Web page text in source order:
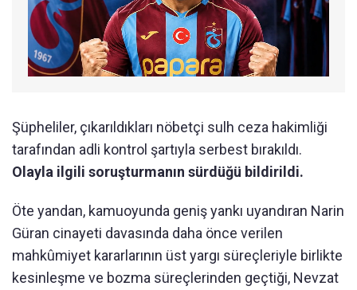
Şüpheliler, çıkarıldıkları nöbetçi sulh ceza hakimliği
tarafından adli kontrol şartıyla serbest bırakıldı.
Olayla ilgili soruşturmanın sürdüğü bildirildi.
Öte yandan, kamuoyunda geniş yankı uyandıran Narin
Güran cinayeti davasında daha önce verilen
mahkûmiyet kararlarının üst yargı süreçleriyle birlikte
kesinleşme ve bozma süreçlerinden geçtiği, Nevzat